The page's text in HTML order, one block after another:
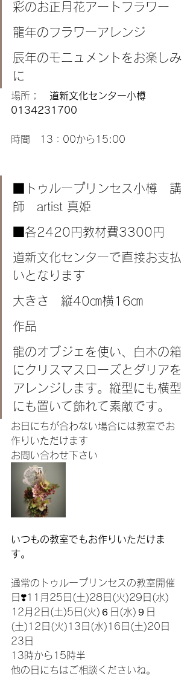
彩のお正月花アートフラワー
龍年のフラワーアレンジ
辰年のモニュメントをお楽しみ
に
場所； 道新文化センター小樽
0134231700
時間　13：00から15:00
■トゥループリンセス小樽　講
師　artist 真姫
■各2420円教材費3300円
道新文化センターで直接お支払
いとなります
大きさ　縦40㎝横16㎝
作品
龍のオブジェを使い、白木の箱
にクリスマスローズとダリアを
アレンジします。縦型にも横型
にも置いて飾れて素敵です。
お日にちが合わない場合には教室でお
作りいただけます
お問い合わせ下さい
いつもの教室でもお作りいただけま
す。
通常のトゥループリンセスの教室開催
日❣️11月25日(土)28日(火)29日(水)
12月2日(土)5日(火)６日(水)９日
(土)12日(火)13日(水)16日(土)20日
23日
13時から15時半
他の日にちはご相談くださいね。